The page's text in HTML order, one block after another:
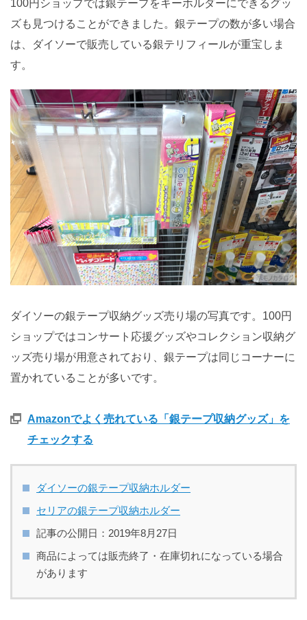
100円ショップでは銀テープをキーホルダーにできるグッ
ズも見つけることができました。銀テープの数が多い場合
は、ダイソーで販売している銀テリフィールが重宝しま
す。
ダイソーの銀テープ収納グッズ売り場の写真です。100円
ショップではコンサート応援グッズやコレクション収納グ
ッズ売り場が用意されており、銀テープは同じコーナーに
置かれていることが多いです。
Amazonでよく売れている「銀テープ収納グッズ」を
チェックする
ダイソーの銀テープ収納ホルダー
セリアの銀テープ収納ホルダー
記事の公開日：2019年8月27日
商品によっては販売終了・在庫切れになっている場合
があります